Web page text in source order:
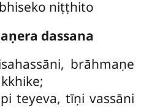
niṭṭhito
dassana
brāhmaṇe
teyeva, tīṇi vassāni